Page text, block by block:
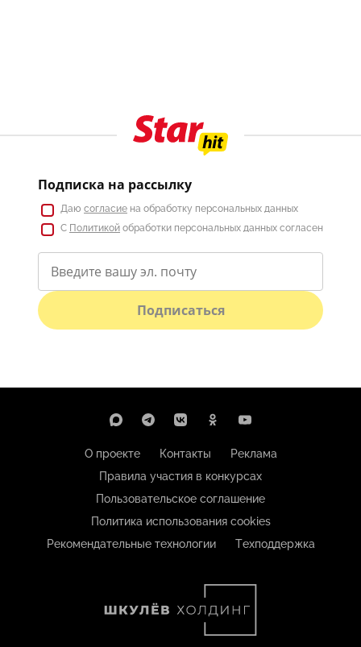
Подписка на рассылку
Даю согласие на обработку персональных данных
С Политикой обработки персональных данных согласен
Подписаться
О проекте Контакты
Реклама
Правила участия в конкурсах
Пользовательское соглашение
Политика использования cookies
Рекомендательные технологии
Техподдержка